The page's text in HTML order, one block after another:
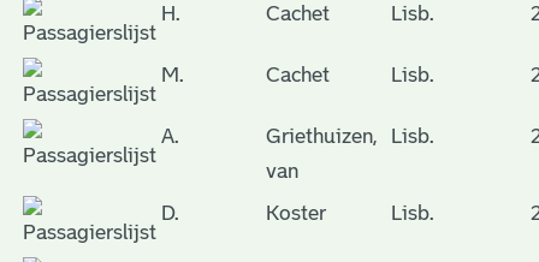
H. Cachet Lisb.
M. Cachet Lisb.
A.
Griethuizen,
van
Lisb.
D. Koster Lisb.